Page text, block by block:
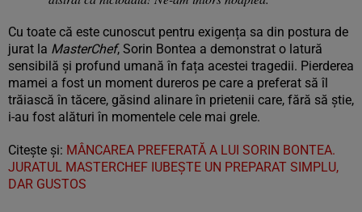
Cu toate că este cunoscut pentru exigența sa din postura de
jurat la MasterChef, Sorin Bontea a demonstrat o latură
sensibilă și profund umană în fața acestei tragedii. Pierderea
mamei a fost un moment dureros pe care a preferat să îl
trăiască în tăcere, găsind alinare în prietenii care, fără să știe,
i-au fost alături în momentele cele mai grele.
Citește și: MÂNCAREA PREFERATĂ A LUI SORIN BONTEA.
JURATUL MASTERCHEF IUBEȘTE UN PREPARAT SIMPLU,
DAR GUSTOS